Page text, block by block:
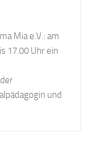
Mia e.V.: am
17.00 Uhr ein
und